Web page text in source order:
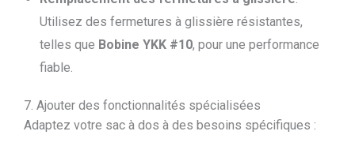
Utilisez des fermetures à glissière résistantes,
telles que Bobine YKK #10, pour une performance
fiable.
7. Ajouter des fonctionnalités spécialisées
Adaptez votre sac à dos à des besoins spécifiques :